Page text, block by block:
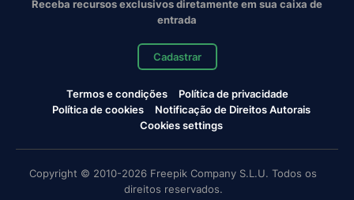
Receba recursos exclusivos diretamente em sua caixa de
entrada
Cadastrar
Termos e condições
Política de privacidade
Política de cookies
Notificação de Direitos Autorais
Cookies settings
Copyright © 2010-2026 Freepik Company S.L.U. Todos os
direitos reservados.